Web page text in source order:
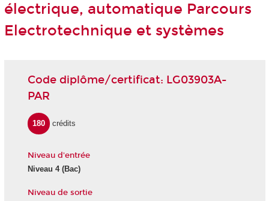
électrique, automatique Parcours
Electrotechnique et systèmes
Code diplôme/certificat: LG03903A-
PAR
180 crédits
Niveau d'entrée
Niveau 4(Bac)
Niveau de sortie